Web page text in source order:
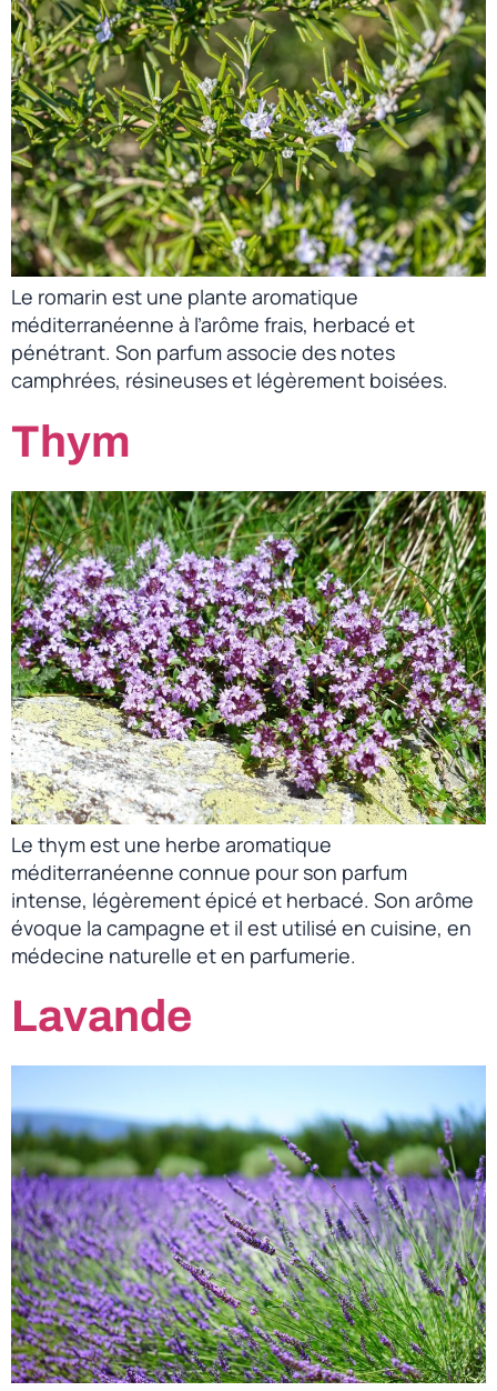
Le romarin est une plante aromatique
méditerranéenne à l’arôme frais, herbacé et
pénétrant. Son parfum associe des notes
camphrées, résineuses et légèrement boisées.
Thym
Le thym est une herbe aromatique
méditerranéenne connue pour son parfum
intense, légèrement épicé et herbacé. Son arôme
évoque la campagne et il est utilisé en cuisine, en
médecine naturelle et en parfumerie.
Lavande